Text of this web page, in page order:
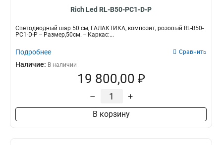
Rich Led RL-B50-PC1-D-P
Светодиодный шар 50 см, ГАЛАКТИКА, композит, розовый RL-B50-
PC1-D-P -- Размер,50см. -- Каркас:...
Подробнее Сравнить
Наличие: В наличии
19 800,00 ₽
– +
В корзину